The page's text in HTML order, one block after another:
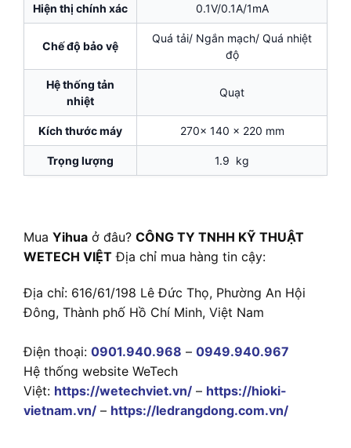
Hiện thị chính xác 0.1V/0.1A/1mA
Chế độ bảo vệ
Quá tải/ Ngắn mạch/ Quá nhiệt
độ
Hệ thống tản
nhiệt
Quạt
Kích thước máy 270x 140 x 220 mm
Trọng lượng 1.9 kg
Mua Yihua ở đâu? CÔNG TY TNHH KỸ THUẬT
WETECH VIỆT Địa chỉ mua hàng tin cậy:
Địa chỉ: 616/61/198 Lê Đức Thọ, Phường An Hội
Đông, Thành phố Hồ Chí Minh, Việt Nam
Điện thoại: 0901.940.968 – 0949.940.967
Hệ thống website WeTech
Việt: https://wetechviet.vn/ – https://hioki-
vietnam.vn/ – https://ledrangdong.com.vn/